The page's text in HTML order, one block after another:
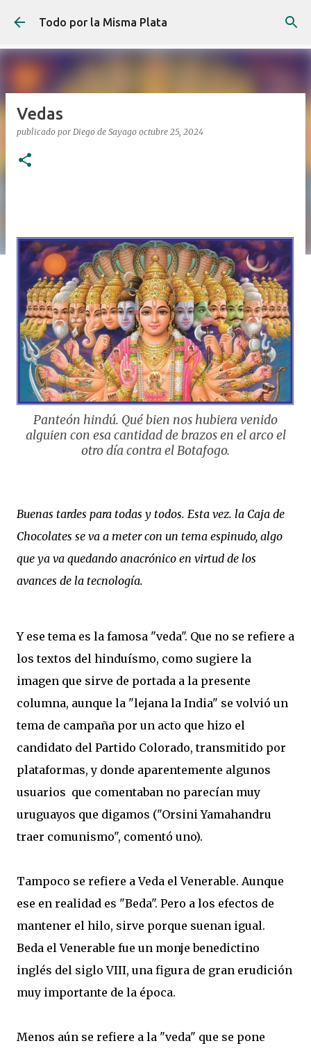
Ir al contenido principal
Todo por la Misma Plata
Vedas
publicado por Diego de Sayago octubre 25, 2024
Panteón hindú. Qué bien nos hubiera venido
alguien con esa cantidad de brazos en el arco el
otro día contra el Botafogo.
Buenas tardes para todas y todos. Esta vez. la Caja de
Chocolates se va a meter con un tema espinudo, algo
que ya va quedando anacrónico en virtud de los
avances de la tecnología.
Y ese tema es la famosa "veda". Que no se refiere a
los textos del hinduísmo, como sugiere la
imagen que sirve de portada a la presente
columna, aunque la "lejana la India" se volvió un
tema de campaña por un acto que hizo el
candidato del Partido Colorado, transmitido por
plataformas, y donde aparentemente algunos
usuarios que comentaban no parecían muy
uruguayos que digamos ("Orsini Yamahandru
traer comunismo", comentó uno).
Tampoco se refiere a Veda el Venerable. Aunque
ese en realidad es "Beda". Pero a los efectos de
mantener el hilo, sirve porque suenan igual.
Beda el Venerable fue un monje benedictino
inglés del siglo VIII, una figura de gran erudición
muy importante de la época.
Menos aún se refiere a la "veda" que se pone